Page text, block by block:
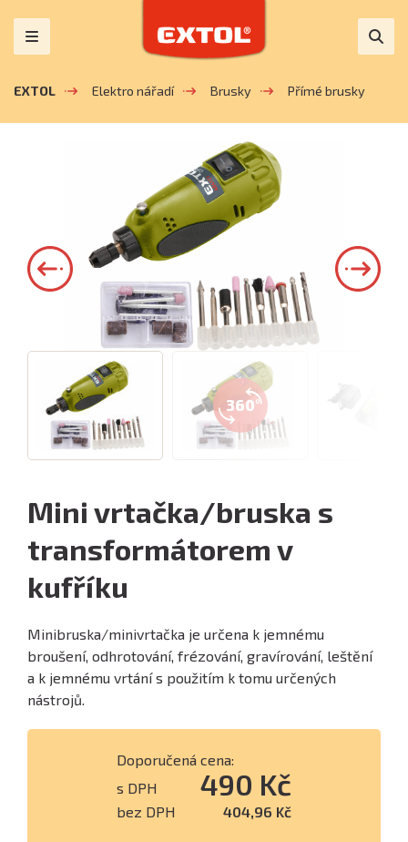
EXTOL Elektro nářadí Brusky Přímé brusky
360°
Mini vrtačka/bruska s
transformátorem v
kufříku
Minibruska/minivrtačka je určena k jemnému
broušení, odhrotování, frézování, gravírování, leštění
a k jemnému vrtání s použitím k tomu určených
nástrojů.
Doporučená cena:
s DPH
490 Kč
bez DPH 404,96 Kč